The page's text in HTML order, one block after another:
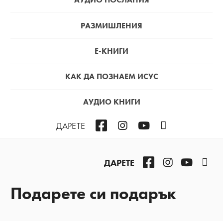
РАЗМИШЛЕНИЯ
Е-КНИГИ
КАК ДА ПОЗНАЕМ ИСУС
АУДИО КНИГИ
ДАРЕТЕ FacebookInstagramYouTube
ДАРЕТЕ Facebook
Instagram
Подарете си подарък